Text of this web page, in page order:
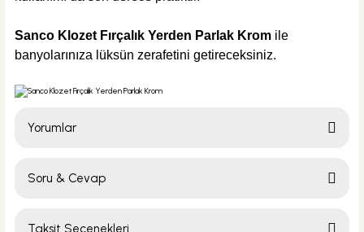
Csk Banyo Aksesuarları
Csk Banyo Aksu Halka Havluluk Mat Siyah AKS12404
348,60 TL
ÜRÜN TÜKENDİ
Sanco Klozet Fırçalık Yerden Parlak Krom ile
banyolarınıza lüksün zerafetini getireceksiniz.
Yorumlar
Soru & Cevap